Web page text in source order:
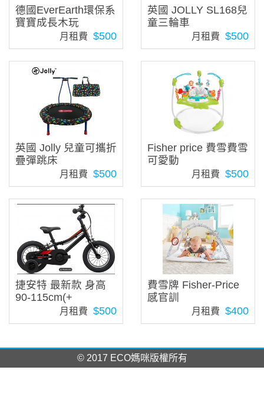
德國EverEarth環保系
寶寶成長木玩
月租費 $500
英國 JOLLY SL168兒
童三輪車
月租費 $500
英國 Jolly 兒童可攜折
疊彈跳床
月租費 $500
Fisher price 費雪費雪
可愛動
月租費 $500
捷安特 最新款 身高
90-115cm(+
月租費 $500
費雪牌 Fisher-Price
感官訓
月租費 $400
© 2017 ECO媽咪版權所有